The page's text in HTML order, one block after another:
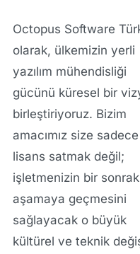
Octopus Software
olarak, ülkemizin yerli
yazılım mühendisliği
gücünü küresel bir
birleştiriyoruz. Bizim
amacımız size
lisans satmak değil;
işletmenizin bir
aşamaya geçmesini
sağlayacak o büyük
kültürel ve teknik